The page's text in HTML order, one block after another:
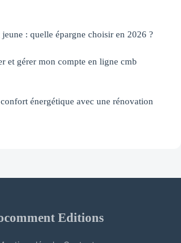
: quelle épargne choisir en 2026 ?
et gérer mon compte en ligne cmb
énergétique avec une rénovation
Editions